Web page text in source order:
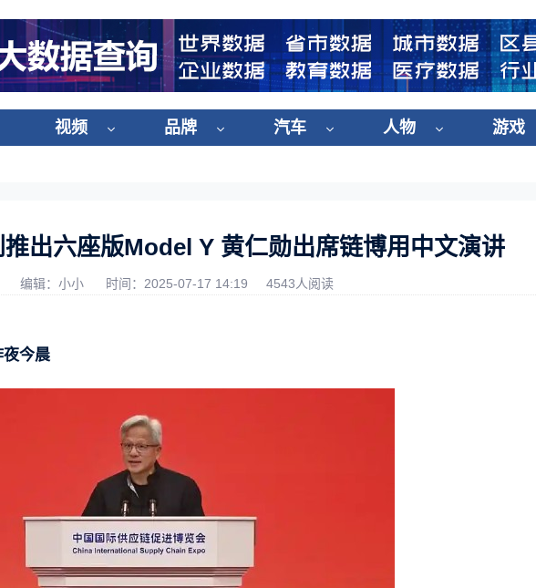
视频 品牌 汽车 人物 游戏
出六座版Model Y 黄仁勋出席链博用中文演讲
编辑：小小 时间：2025-07-17 14:19 4543人阅读
夜今晨